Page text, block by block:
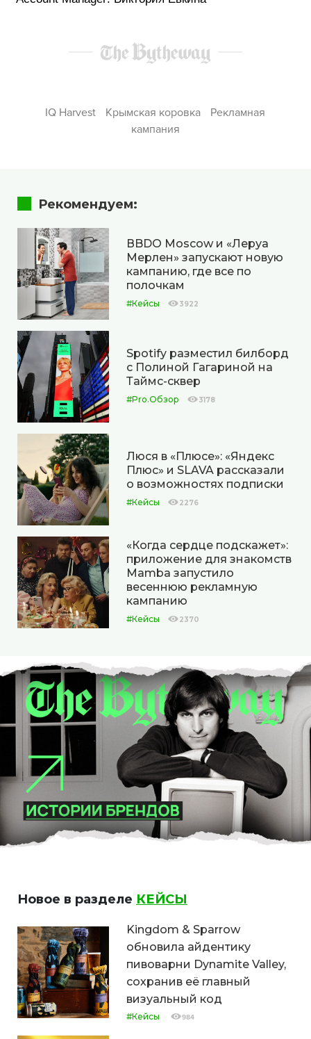
IQ Harvest Крымская коровка
Рекламная
кампания
Рекомендуем:
ВBDO Moscow и «Леруа
Мерлен» запускают новую
кампанию, где все по
полочкам
#Кейсы 3922
Spotify разместил билборд
с Полиной Гагариной на
Таймс-сквер
#Pro.Обзор 3178
Люся в «Плюсе»: «Яндекс
Плюс» и SLAVA рассказали
о возможностях подписки
#Кейсы 2276
«Когда сердце подскажет»:
приложение для знакомств
Mamba запустило
весеннюю рекламную
кампанию
#Кейсы 2370
Новое в разделе КЕЙСЫ
Kingdom & Sparrow
обновила айдентику
пивоварни Dynamite Valley,
сохранив её главный
визуальный код
#Кейсы 984